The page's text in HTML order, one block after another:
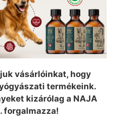
hírlevelünkre!
közösségéhez, és
cikkeinkről!
vásárlóinkat, hogy
termékeink.
kizárólag a NAJA
forgalmazza!